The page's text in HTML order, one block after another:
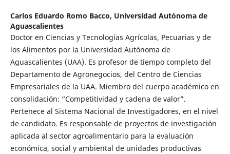
Carlos Eduardo Romo Bacco, Universidad Autónoma de
Aguascalientes
Doctor en Ciencias y Tecnologías Agrícolas, Pecuarias y de
los Alimentos por la Universidad Autónoma de
Aguascalientes (UAA). Es profesor de tiempo completo del
Departamento de Agronegocios, del Centro de Ciencias
Empresariales de la UAA. Miembro del cuerpo académico en
consolidación: “Competitividad y cadena de valor”.
Pertenece al Sistema Nacional de Investigadores, en el nivel
de candidato. Es responsable de proyectos de investigación
aplicada al sector agroalimentario para la evaluación
económica, social y ambiental de unidades productivas